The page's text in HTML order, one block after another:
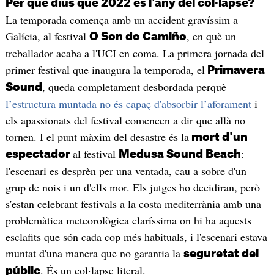
Per què dius que 2022 és l'any del col·lapse?
La temporada comença amb un accident gravíssim a
Galícia, al festival O Son do Camiño, en què un
treballador acaba a l'UCI en coma. La primera jornada del
primer festival que inaugura la temporada, el Primavera
Sound , queda completament desbordada perquè
l’estructura muntada no és capaç d'absorbir l’aforamenti
els apassionats del festival comencen a dir que allà no
tornen. I el punt màxim del desastre és lamort d'un
espectador al festival Medusa Sound Beach:
l'escenari es desprèn per una ventada, cau a sobre d'un
grup de nois i un d'ells mor. Els jutges ho decidiran, però
s'estan celebrant festivals a la costa mediterrània amb una
problemàtica meteorològica claríssima on hi ha aquests
esclafits que són cada cop més habituals, i l'escenari estava
muntat d'una manera que no garantia la seguretat del
públic. És un col·lapse literal.